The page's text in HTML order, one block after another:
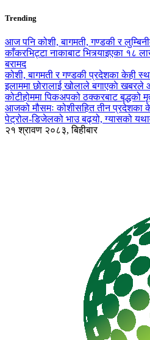
Trending
आज पनि कोशी, बागमती, गण्डकी र
काँकरभिट्टा नाकाबाट भित्र्याइएका १८
बरामद
कोशी, बागमती र गण्डकी प्रदेशका केही
इलाममा छोरालाई खोलाले बगाएकाे खबरले
कोटीहोममा पिकअपको ठक्करबाट बृद्धको
आजको मौसमः कोशीसहित तीन प्रदेशका
पेट्रोल-डिजेलको भाउ बढ्यो, ग्यासको
२१ श्रावण २०८३, बिहीबार